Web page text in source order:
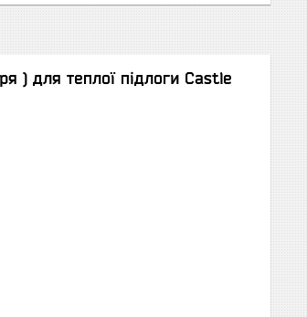
) для теплої підлоги Castle